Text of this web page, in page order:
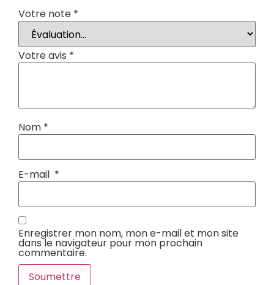
Votre note *
Votre avis *
Nom *
E-mail *
Enregistrer mon nom, mon e-mail et mon site
dans le navigateur pour mon prochain
commentaire.